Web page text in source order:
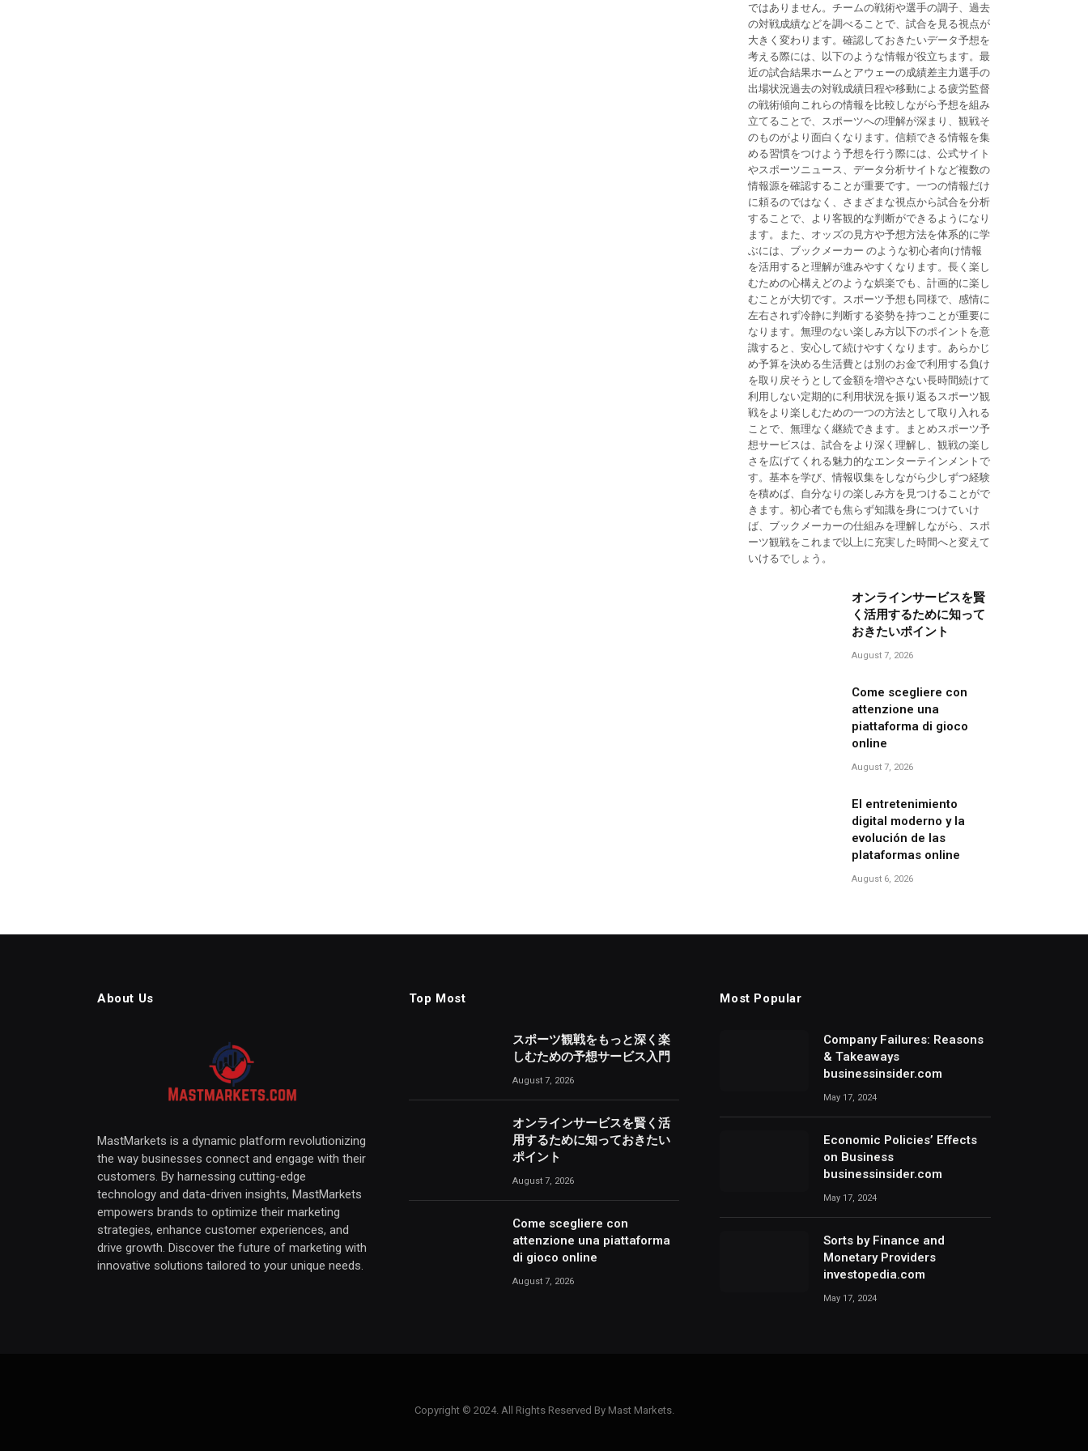
ではありません。チームの戦術や選手の調子、過去
の対戦成績などを調べることで、試合を見る視点が
大きく変わります。確認しておきたいデータ予想を
考える際には、以下のような情報が役立ちます。最
近の試合結果ホームとアウェーの成績差主力選手の
出場状況過去の対戦成績日程や移動による疲労監督
の戦術傾向これらの情報を比較しながら予想を組み
立てることで、スポーツへの理解が深まり、観戦そ
のものがより面白くなります。信頼できる情報を集
める習慣をつけよう予想を行う際には、公式サイト
やスポーツニュース、データ分析サイトなど複数の
情報源を確認することが重要です。一つの情報だけ
に頼るのではなく、さまざまな視点から試合を分析
することで、より客観的な判断ができるようになり
ます。また、オッズの見方や予想方法を体系的に学
ぶには、ブックメーカー のような初心者向け情報
を活用すると理解が進みやすくなります。長く楽し
むための心構えどのような娯楽でも、計画的に楽し
むことが大切です。スポーツ予想も同様で、感情に
左右されず冷静に判断する姿勢を持つことが重要に
なります。無理のない楽しみ方以下のポイントを意
識すると、安心して続けやすくなります。あらかじ
め予算を決める生活費とは別のお金で利用する負け
を取り戻そうとして金額を増やさない長時間続けて
利用しない定期的に利用状況を振り返るスポーツ観
戦をより楽しむための一つの方法として取り入れる
ことで、無理なく継続できます。まとめスポーツ予
想サービスは、試合をより深く理解し、観戦の楽し
さを広げてくれる魅力的なエンターテインメントで
す。基本を学び、情報収集をしながら少しずつ経験
を積めば、自分なりの楽しみ方を見つけることがで
きます。初心者でも焦らず知識を身につけていけ
ば、ブックメーカーの仕組みを理解しながら、スポ
ーツ観戦をこれまで以上に充実した時間へと変えて
いけるでしょう。
オンラインサービスを賢
く活用するために知って
おきたいポイント
August 7, 2026
Come scegliere con
attenzione una
piattaforma di gioco
online
August 7, 2026
El entretenimiento
digital moderno y la
evolución de las
plataformas online
August 6, 2026
About Us
MastMarkets is a dynamic platform revolutionizing
the way businesses connect and engage with their
customers. By harnessing cutting-edge
technology and data-driven insights, MastMarkets
empowers brands to optimize their marketing
strategies, enhance customer experiences, and
drive growth. Discover the future of marketing with
innovative solutions tailored to your unique needs.
Top Most
スポーツ観戦をもっと深く楽
しむための予想サービス入門
August 7, 2026
オンラインサービスを賢く活
用するために知っておきたい
ポイント
August 7, 2026
Come scegliere con
attenzione una piattaforma
di gioco online
August 7, 2026
Most Popular
Company Failures: Reasons
& Takeaways
businessinsider.com
May 17, 2024
Economic Policies’ Effects
on Business
businessinsider.com
May 17, 2024
Sorts by Finance and
Monetary Providers
investopedia.com
May 17, 2024
Copyright © 2024. All Rights Reserved By Mast Markets.